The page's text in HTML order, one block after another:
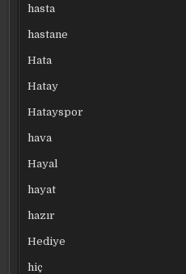
hasta
hastane
Hata
Hatay
Hatayspor
hava
Hayal
hayat
hazır
Hediye
hiç